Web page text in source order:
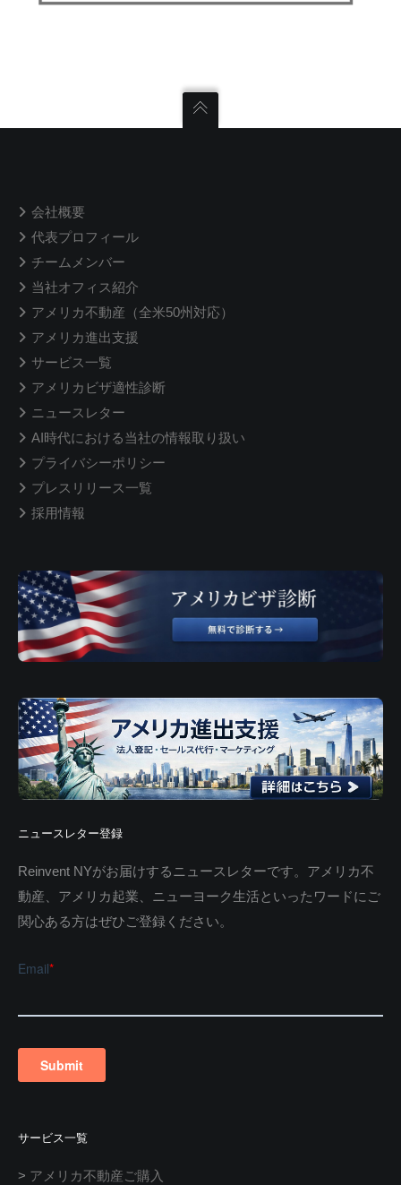
会社概要
代表プロフィール
チームメンバー
当社オフィス紹介
アメリカ不動産（全米50州対応）
アメリカ進出支援
サービス一覧
アメリカビザ適性診断
ニュースレター
AI時代における当社の情報取り扱い
プライバシーポリシー
プレスリリース一覧
採用情報
ニュースレター登録
Reinvent NYがお届けするニュースレターです。アメリカ不
動産、アメリカ起業、ニューヨーク生活といったワードにご
関心ある方はぜひご登録ください。
サービス一覧
> アメリカ不動産ご購入